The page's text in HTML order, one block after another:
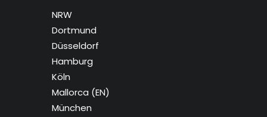
NRW
Dortmund
Düsseldorf
Hamburg
Köln
Mallorca (EN)
München